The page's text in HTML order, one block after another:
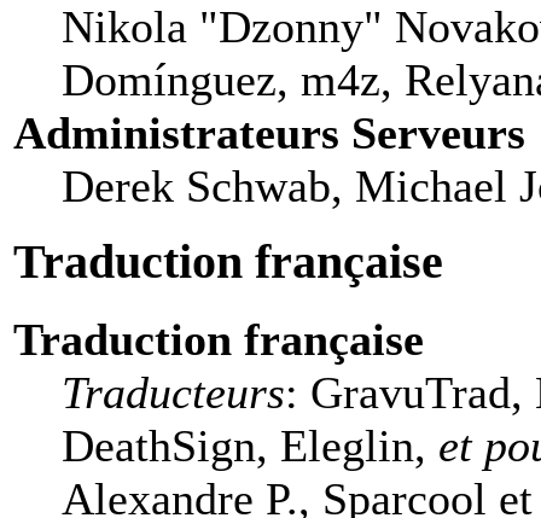
Nikola "Dzonny"
Domínguez, m4z,
Administrateurs Serveurs
Derek Schwab, Michael
Traduction française
Traduction française
Traducteurs: GravuTrad,
DeathSign, Eleglin, et
Alexandre P., Sparcool